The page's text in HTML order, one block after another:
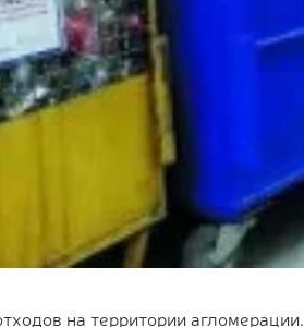
на территории агломерации.